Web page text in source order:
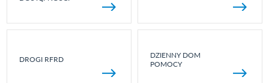
DROGI RFRD
DZIENNY DOM
POMOCY